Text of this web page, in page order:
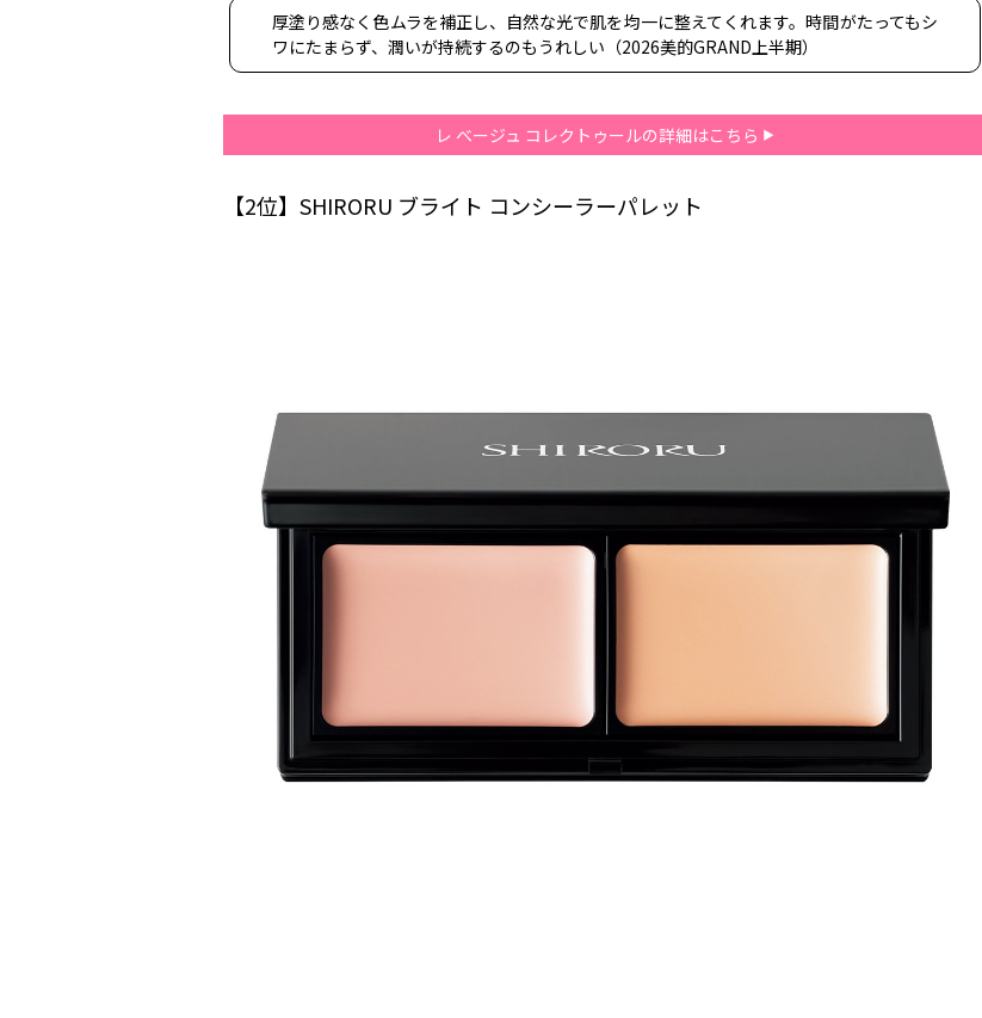
厚塗り感なく色ムラを補正し、自然な光で肌を均一に整えてくれます。時間がたってもシ
ワにたまらず、潤いが持続するのもうれしい（2026美的GRAND上半期）
レ ベージュ コレクトゥールの詳細はこちら
【2位】SHIRORU ブライト コンシーラーパレット